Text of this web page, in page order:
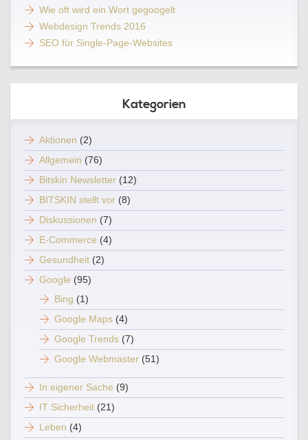
Wie oft wird ein Wort gegoogelt
Webdesign Trends 2016
SEO für Single-Page-Websites
Kategorien
Aktionen (2)
Allgemein (76)
Bitskin Newsletter (12)
BITSKIN stellt vor (8)
Diskussionen (7)
E-Commerce (4)
Gesundheit (2)
Google (95)
Bing (1)
Google Maps (4)
Google Trends (7)
Google Webmaster (51)
In eigener Sache (9)
IT Sicherheit (21)
Leben (4)